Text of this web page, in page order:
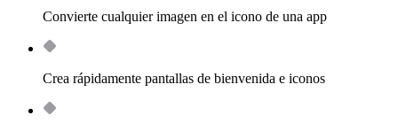
Convierte cualquier imagen en el icono de una app
Crea rápidamente pantallas de bienvenida e iconos